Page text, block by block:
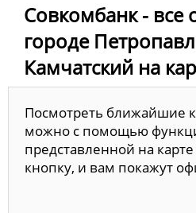
Совкомбанк - все
городе
Камчатский на
Посмотреть ближайшие
можно с помощью
представленной на
кнопку, и вам покажут